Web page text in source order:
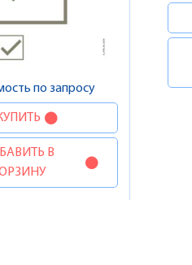
по запросу
В